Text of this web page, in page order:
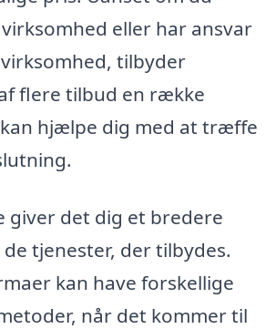
eller har ansvar
tilbyder
flere tilbud en række
hjælpe dig med at træffe
giver det dig et bredere
tjenester, der tilbydes.
kan have forskellige
når det kommer til